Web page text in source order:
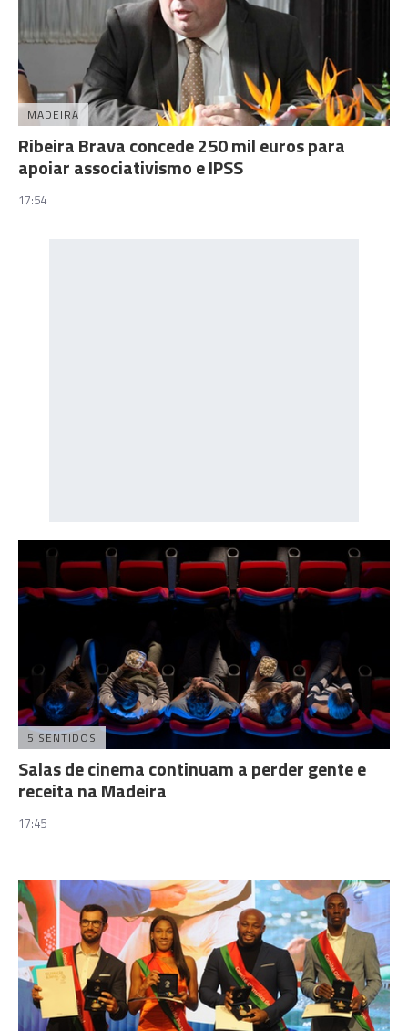
MADEIRA
Ribeira Brava concede 250 mil euros para
apoiar associativismo e IPSS
17:54
5 SENTIDOS
Salas de cinema continuam a perder gente e
receita na Madeira
17:45